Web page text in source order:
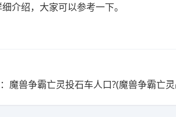
介绍，大家可以参考一下。
魔兽争霸亡灵投石车人口?(魔兽争霸亡